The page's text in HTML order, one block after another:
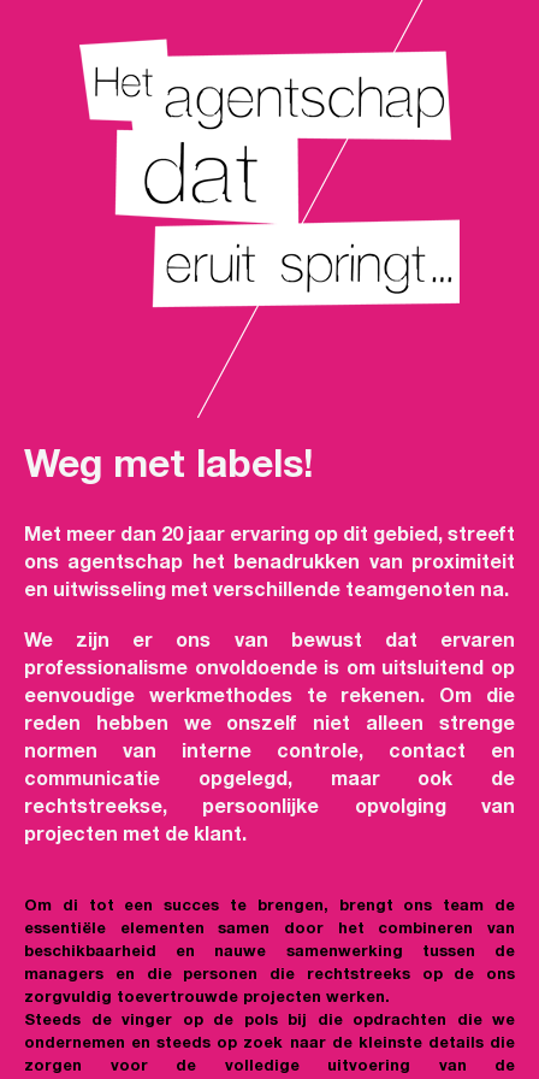
Weg met labels!
Met meer dan 20 jaar ervaring op dit gebied, streeft
ons agentschap het benadrukken van proximiteit
en uitwisseling met verschillende teamgenoten na.
We zijn er ons van bewust dat ervaren
professionalisme onvoldoende is om uitsluitend op
eenvoudige werkmethodes te rekenen. Om die
reden hebben we onszelf niet alleen strenge
normen van interne controle, contact en
communicatie opgelegd, maar ook de
rechtstreekse, persoonlijke opvolging van
projecten met de klant.
Om di tot een succes te brengen, brengt ons team de
essentiële elementen samen door het combineren van
beschikbaarheid en nauwe samenwerking tussen de
managers en die personen die rechtstreeks op de ons
zorgvuldig toevertrouwde projecten werken.
Steeds de vinger op de pols bij die opdrachten die we
ondernemen en steeds op zoek naar de kleinste details die
zorgen voor de volledige uitvoering van de